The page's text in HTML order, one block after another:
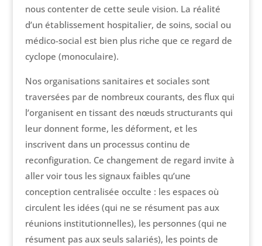
nous contenter de cette seule vision. La réalité
d’un établissement hospitalier, de soins, social ou
médico-social est bien plus riche que ce regard de
cyclope (monoculaire).
Nos organisations sanitaires et sociales sont
traversées par de nombreux courants, des flux qui
l’organisent en tissant des nœuds structurants qui
leur donnent forme, les déforment, et les
inscrivent dans un processus continu de
reconfiguration. Ce changement de regard invite à
aller voir tous les signaux faibles qu’une
conception centralisée occulte : les espaces où
circulent les idées (qui ne se résument pas aux
réunions institutionnelles), les personnes (qui ne
résument pas aux seuls salariés), les points de